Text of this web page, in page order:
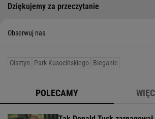
Dziękujemy za przeczytanie
Obserwuj nas
Olsztyn Park Kusocińskiego Bieganie
POLECAMY